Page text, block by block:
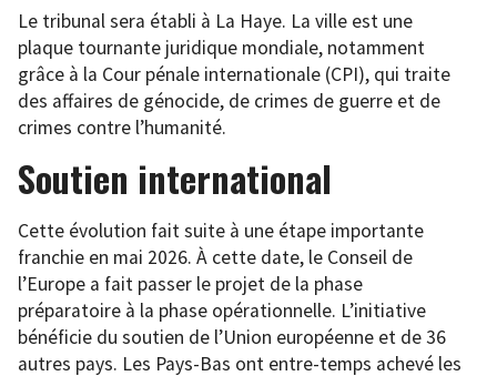
Le tribunal sera établi à La Haye. La ville est une
plaque tournante juridique mondiale, notamment
grâce à la Cour pénale internationale (CPI), qui traite
des affaires de génocide, de crimes de guerre et de
crimes contre l’humanité.
Soutien international
Cette évolution fait suite à une étape importante
franchie en mai 2026. À cette date, le Conseil de
l’Europe a fait passer le projet de la phase
préparatoire à la phase opérationnelle. L’initiative
bénéficie du soutien de l’Union européenne et de 36
autres pays. Les Pays-Bas ont entre-temps achevé les